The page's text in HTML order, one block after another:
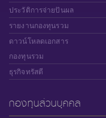
ประวัติการจ่ายปันผล
รายงานกองทุนรวม
ดาวน์โหลดเอกสาร
กองทุนรวม
ธุรกิจทรัสตี
กองทุนส่วนบุคคล